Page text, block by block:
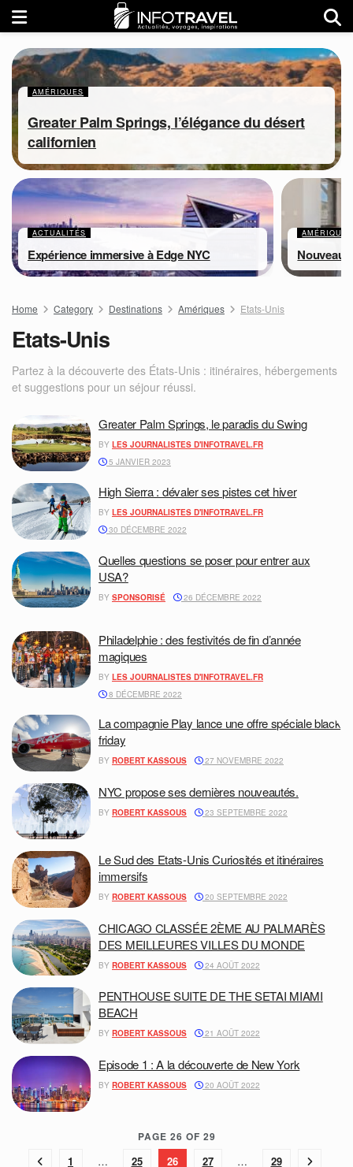
AMÉRIQUES
Greater Palm Springs, l’élégance du désert
californien
ACTUALITÉS
Expérience immersive à Edge NYC
AMÉRIQUES
Home Category Destinations Amériques Etats-Unis
Etats-Unis
Partez à la découverte des États-Unis : itinéraires, hébergements
et suggestions pour un séjour réussi.
Greater Palm Springs, le paradis du Swing
BY LES JOURNALISTES D'INFOTRAVEL.FR
5 JANVIER 2023
High Sierra : dévaler ses pistes cet hiver
BY LES JOURNALISTES D'INFOTRAVEL.FR
30 DÉCEMBRE 2022
Quelles questions se poser pour entrer aux
USA?
BY SPONSORISÉ 26 DÉCEMBRE 2022
Philadelphie : des festivités de fin d’année
magiques
BY LES JOURNALISTES D'INFOTRAVEL.FR
8 DÉCEMBRE 2022
La compagnie Play lance une offre spéciale black
friday
BY ROBERT KASSOUS 27 NOVEMBRE 2022
NYC propose ses dernières nouveautés.
BY ROBERT KASSOUS 23 SEPTEMBRE 2022
Le Sud des Etats-Unis Curiosités et itinéraires
immersifs
BY ROBERT KASSOUS 20 SEPTEMBRE 2022
CHICAGO CLASSÉE 2ÈME AU PALMARÈS
DES MEILLEURES VILLES DU MONDE
BY ROBERT KASSOUS 24 AOÛT 2022
PENTHOUSE SUITE DE THE SETAI MIAMI
BEACH
BY ROBERT KASSOUS 21 AOÛT 2022
Episode 1 : A la découverte de New York
BY ROBERT KASSOUS 20 AOÛT 2022
PAGE 26 OF 29
1 … 25 26 27 … 29